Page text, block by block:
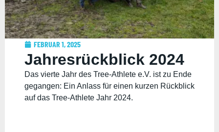
FEBRUAR 1, 2025
Jahresrückblick 2024
Das vierte Jahr des Tree-Athlete e.V. ist zu Ende
gegangen: Ein Anlass für einen kurzen Rückblick
auf das Tree-Athlete Jahr 2024.